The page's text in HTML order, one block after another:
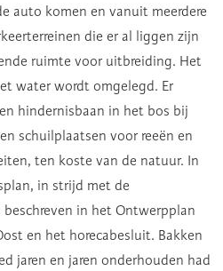
auto komen en vanuit meerdere
die er al liggen zijn
ruimte voor uitbreiding. Het
water wordt omgelegd. Er
hindernisbaan in het bos bij
schuilplaatsen voor reeën en
ten koste van de natuur. In
in strijd met de
in het Ontwerpplan
en het horecabesluit. Bakken
jaren en jaren onderhouden had